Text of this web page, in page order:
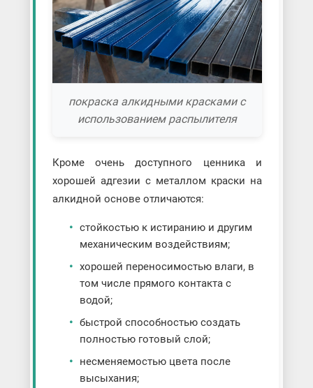
покраска алкидными красками с
использованием распылителя
Кроме очень доступного ценника и
хорошей адгезии с металлом краски на
алкидной основе отличаются:
стойкостью к истиранию и другим
механическим воздействиям;
хорошей переносимостью влаги, в
том числе прямого контакта с
водой;
быстрой способностью создать
полностью готовый слой;
несменяемостью цвета после
высыхания;